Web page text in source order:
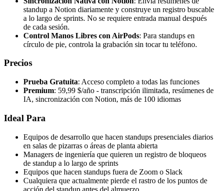
standup a Notion diariamente y construye un registro buscable
a lo largo de sprints. No se requiere entrada manual después
de cada sesión.
Control Manos Libres con AirPods: Para standups en
círculo de pie, controla la grabación sin tocar tu teléfono.
Precios
Prueba Gratuita: Acceso completo a todas las funciones
Premium: 59,99 $/año - transcripción ilimitada, resúmenes de
IA, sincronización con Notion, más de 100 idiomas
Ideal Para
Equipos de desarrollo que hacen standups presenciales diarios
en salas de pizarras o áreas de planta abierta
Managers de ingeniería que quieren un registro de bloqueos
de standup a lo largo de sprints
Equipos que hacen standups fuera de Zoom o Slack
Cualquiera que actualmente pierde el rastro de los puntos de
acción del standup antes del almuerzo